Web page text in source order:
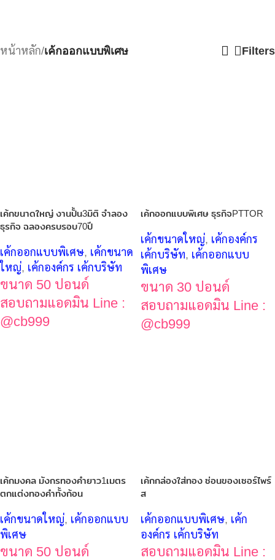
หน้าหลัก/เค้กออกแบบพิเศษ Filters
เค้กขนาดใหญ่ งานปั้น3มิติ จำลอง
ธุรกิจ ฉลองครบรอบ70ปี
เค้กออกแบบพิเศษ, เค้กขนาด
ใหญ่, เค้กองค์กร เค้กบริษัท
ขนาด 50 ปอนด์
สอบถามแอดมิน Line :
@cb999
เค้กออกแบบพิเศษ ธุรกิจPTTOR
เค้กขนาดใหญ่, เค้กองค์กร
เค้กบริษัท, เค้กออกแบบ
พิเศษ
ขนาด 30 ปอนด์
สอบถามแอดมิน Line :
@cb999
เค้กมงคล มังกรทองคำยาว1เมตร
ตกแต่งทองคำทั้งก้อน
เค้กขนาดใหญ่, เค้กออกแบบ
พิเศษ
ขนาด 50 ปอนด์
เค้กกล่องใส่ทอง ซ่อนของเซอร์ไพร์
ส
เค้กออกแบบพิเศษ, เค้ก
องค์กร เค้กบริษัท
สอบถามแอดมิน Line :